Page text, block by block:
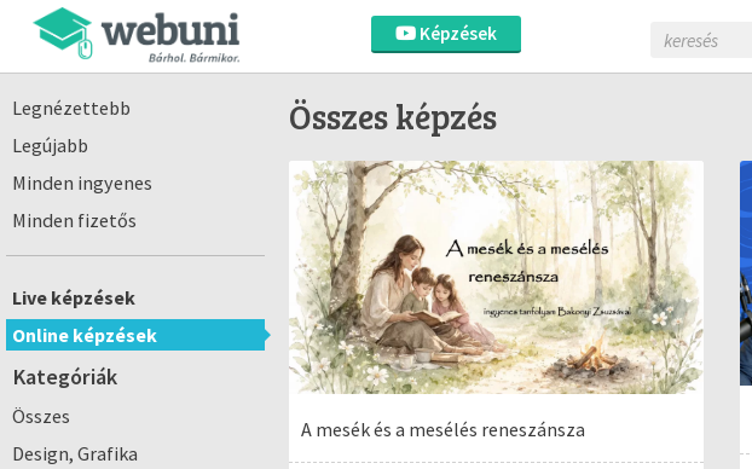
Képzések
Legnézettebb
Legújabb
Minden ingyenes
Minden fizetős
Live képzések
Online képzések
Kategóriák
Összes
Design, Grafika
Összes képzés
A mesék és a mesélés reneszánsza